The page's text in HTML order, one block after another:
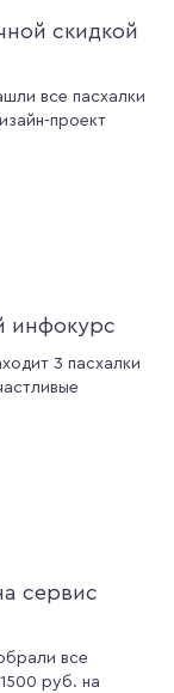
скидкой
все пасхалки
проект
инфокурс
3 пасхалки
сервис
все
руб. на